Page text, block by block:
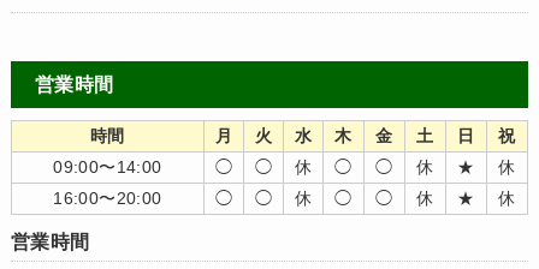
営業時間
時間 月 火 水 木 金 土 日
祝
09:00〜14:00
◯ ◯ 休 ◯ ◯ 休 ★
休
16:00〜20:00
◯ ◯ 休 ◯ ◯ 休 ★ 休
営業時間